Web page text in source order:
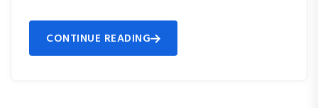
CONTINUE READING